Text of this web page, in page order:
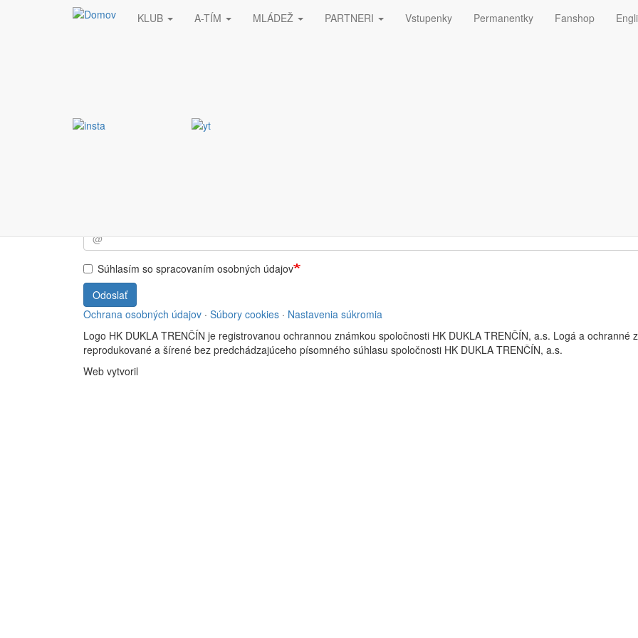
KLUB A-TÍM MLÁDEŽ PARTNERI Vstupenky Permanentky Fanshop
Vyžiadaná stránka nebola nájdená.
Súhlasím so spracovaním osobných údajov
Odoslať
Ochrana osobných údajov · Súbory cookies · Nastavenia súkromia
Logo HK DUKLA TRENČÍN je registrovanou ochrannou známkou spoločnosti HK DUKLA TRENČÍN, a.s. Logá a ochranné
reprodukované a šírené bez predchádzajúceho písomného súhlasu spoločnosti HK DUKLA TRENČÍN, a.s.
Web vytvoril